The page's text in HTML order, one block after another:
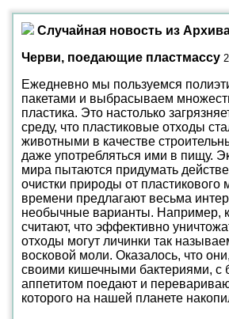
Случайная новость из
Черви, поедающие пластмассу
Ежедневно мы пользуемся
пакетами и выбрасываем
пластика. Это настолько
среду, что пластиковые отходы
животными в качестве
даже употребляться ими в пищу.
мира пытаются придумать
очистки природы от пластикового
времени предлагают весьма
необычные варианты. Например,
считают, что эффективно
отходы могут личинки так
восковой моли. Оказалось, что
своими кишечными бактериями, с
аппетитом поедают и
которого на нашей планете